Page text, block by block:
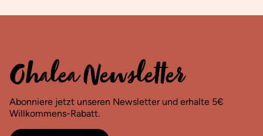
Ohalea Newsletter
Abonniere jetzt unseren Newsletter und erhalte 5€
Willkommens-Rabatt.